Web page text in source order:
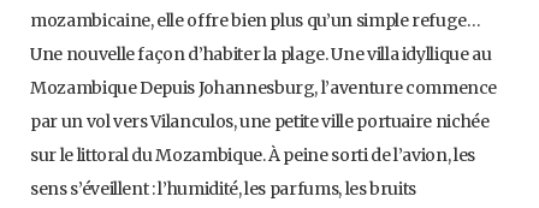
mozambicaine, elle offre bien plus qu’un simple refuge…
Une nouvelle façon d’habiter la plage. Une villa idyllique au
Mozambique Depuis Johannesburg, l’aventure commence
par un vol vers Vilanculos, une petite ville portuaire nichée
sur le littoral du Mozambique. À peine sorti de l’avion, les
sens s’éveillent : l’humidité, les parfums, les bruits